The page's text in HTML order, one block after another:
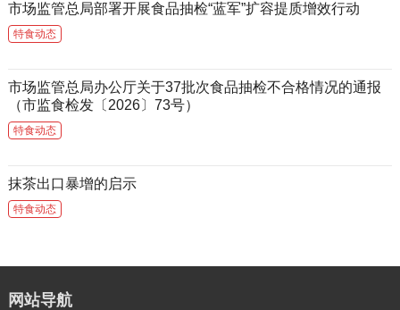
市场监管总局部署开展食品抽检“蓝军”扩容提质增效行动
特食动态
市场监管总局办公厅关于37批次食品抽检不合格情况的通报
（市监食检发〔2026〕73号）
特食动态
抹茶出口暴增的启示
特食动态
网站导航